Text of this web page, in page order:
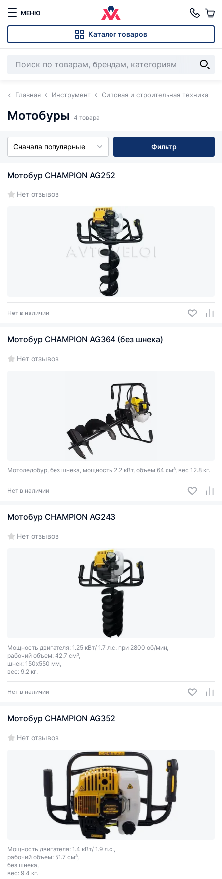
МЕНЮ
Каталог товаров
Главная Инструмент Силовая и строительная техника
Мотобуры 4 товара
Сначала популярные Фильтр
Мотобур CHAMPION AG252
Нет отзывов
Нет в наличии
Мотобур CHAMPION AG364 (без шнека)
Нет отзывов
Мотоледобур, без шнека, мощность 2.2 кВт, объем 64 см³, вес 12.8 кг.
Нет в наличии
Мотобур CHAMPION AG243
Нет отзывов
Мощность двигателя: 1.25 кВт/ 1.7 л.с. при 2800 об/мин,
рабочий объем: 42.7 см³,
шнек: 150х550 мм,
вес: 9.2 кг.
Нет в наличии
Мотобур CHAMPION AG352
Нет отзывов
Мощность двигателя: 1.4 кВт/ 1.9 л.с.,
рабочий объем: 51.7 см³,
без шнека,
вес: 9.4 кг.